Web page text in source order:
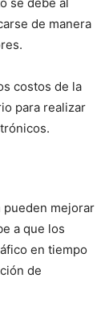
de manera
costos de la
para realizar
mejorar
a que los
en tiempo
de